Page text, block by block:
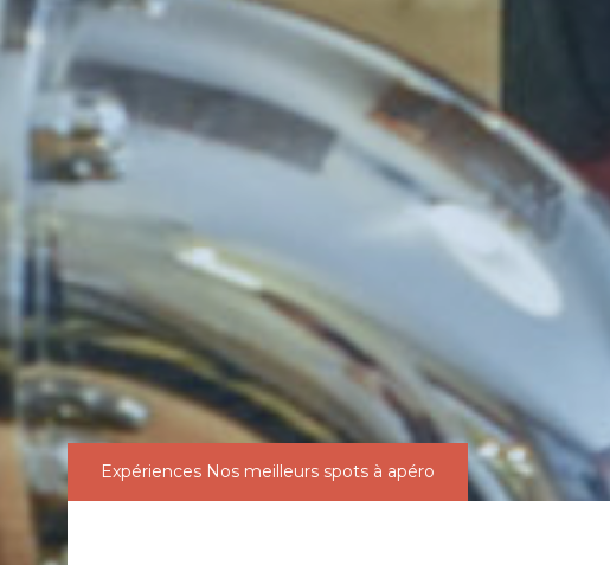
Expériences Nos meilleurs spots à apéro